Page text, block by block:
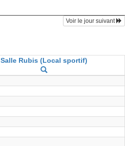
Voir le jour suivant
Salle Rubis (Local sportif)